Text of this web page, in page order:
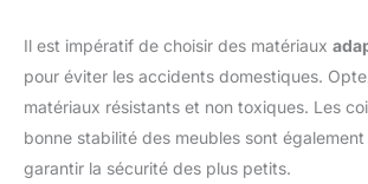
Il est impératif de choisir des matériaux
pour éviter les accidents domestiques.
matériaux résistants et non toxiques. Les
bonne stabilité des meubles sont
garantir la sécurité des plus petits.